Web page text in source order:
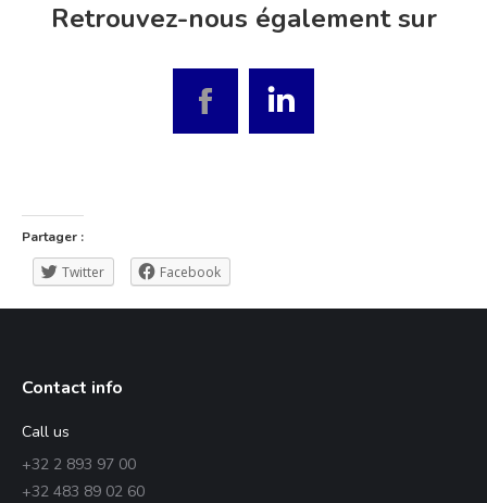
Retrouvez-nous également sur
FacebookLinkedin
Partager :
Twitter Facebook
Contact info
Call us
+32 2 893 97 00
+32 483 89 02 60